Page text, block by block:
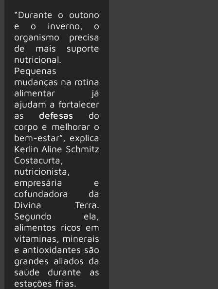
“Durante o outono
e o inverno, o
organismo precisa
de mais suporte
nutricional.
Pequenas
mudanças na rotina
alimentar já
ajudam a fortalecer
as defesas do
corpo e melhorar o
bem-estar”, explica
Kerlin Aline Schmitz
Costacurta,
nutricionista,
empresária e
cofundadora da
Divina Terra.
Segundo ela,
alimentos ricos em
vitaminas, minerais
e antioxidantes são
grandes aliados da
saúde durante as
estações frias.